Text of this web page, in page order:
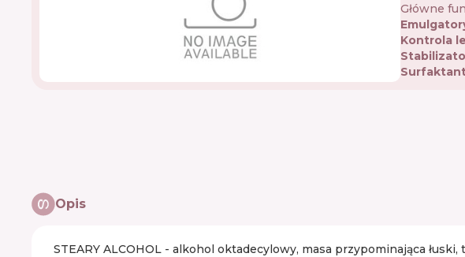
Główne
Kontrola
Opis
STEARY ALCOHOL - alkohol oktadecylowy, masa przypominająca